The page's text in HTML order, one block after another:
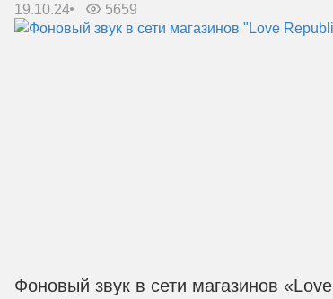
19.10.24 5659
Фоновый звук в сети магазинов «Love